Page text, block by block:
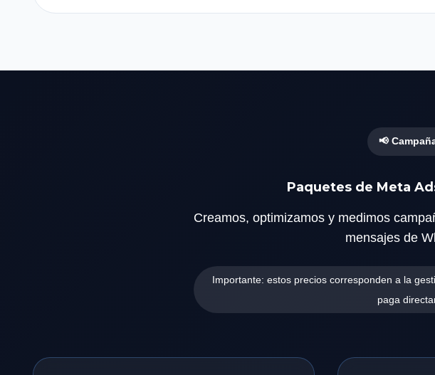
📢
Paquetes de Meta
Creamos, optimizamos y medimos
mensajes de
Importante: estos precios corresponden a la
paga